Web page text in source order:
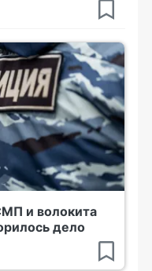
и волокита
дело